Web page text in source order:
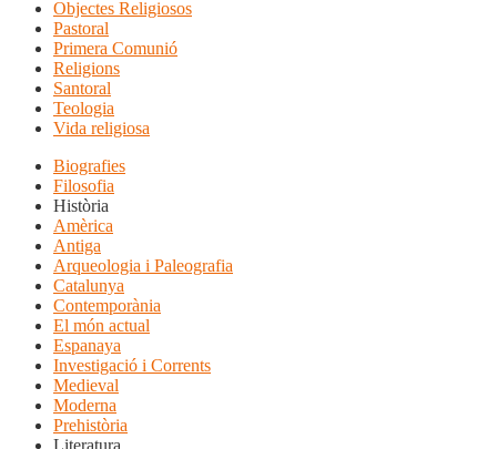
Objectes Religiosos
Pastoral
Primera Comunió
Religions
Santoral
Teologia
Vida religiosa
Biografies
Filosofia
Història
Amèrica
Antiga
Arqueologia i Paleografia
Catalunya
Contemporània
El món actual
Espanaya
Investigació i Corrents
Medieval
Moderna
Prehistòria
Literatura